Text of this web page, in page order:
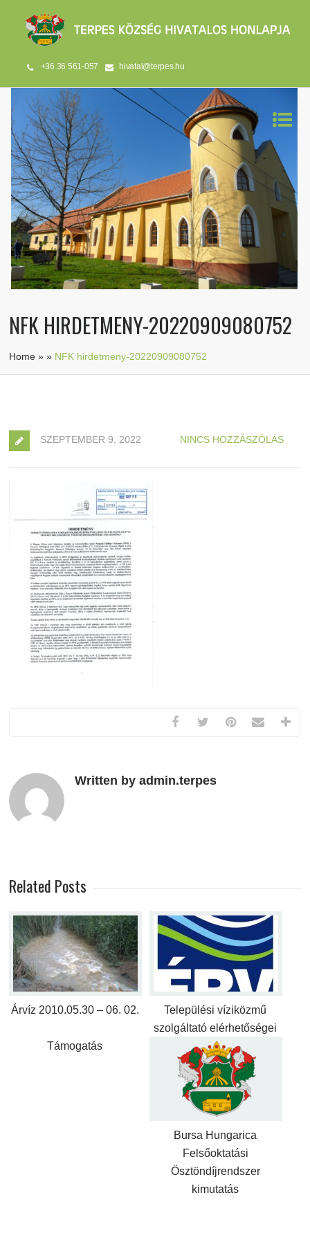
+36 36 561-057 hivatal@terpes.hu
NFK HIRDETMENY-20220909080752
Home »» NFK hirdetmeny-20220909080752
SZEPTEMBER 9, 2022 NINCS HOZZÁSZÓLÁS
Written by admin.terpes
Related Posts
Árvíz 2010.05.30 – 06. 02.
Települési víziközmű
szolgáltató elérhetőségei
Támogatás
Bursa Hungarica
Felsőoktatási
Ösztöndíjrendszer
kimutatás